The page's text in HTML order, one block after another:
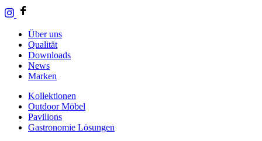
Über uns
Qualität
Downloads
News
Marken
Kollektionen
Outdoor Möbel
Pavilions
Gastronomie Lösungen